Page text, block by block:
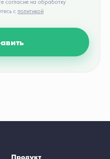
согласие на обработку
с политикой